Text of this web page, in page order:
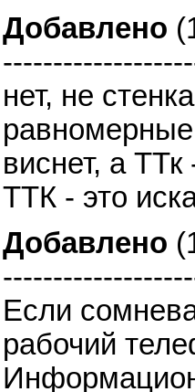
Добавлено
нет, не
виснет, а
ТТК - это
Добавлено
Если
рабочий